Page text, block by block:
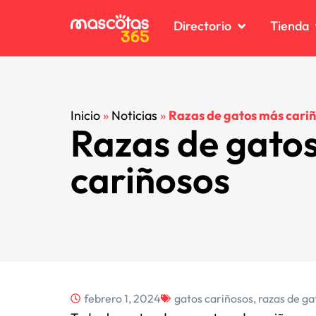
Directorio Tienda
Inicio » Noticias » Razas de gatos más
Razas de
cariñosos
febrero 1, 2024 gatos cariñosos, razas de